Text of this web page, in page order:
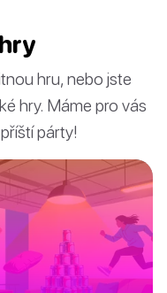
hru, nebo jste
hry. Máme pro vás
párty!